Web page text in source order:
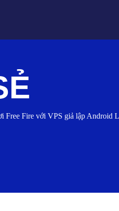
Free Fire với VPS giả lập Android